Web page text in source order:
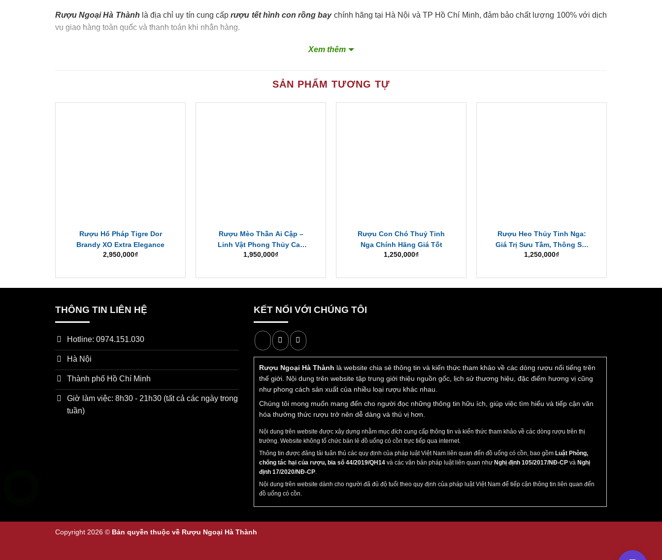
Rượu Ngoại Hà Thành là địa chỉ uy tín cung cấprượu tết hình con rồng baychính hãng tại Hà Nội và TP Hồ Chí Minh, đảm bảo chất lượng 100% với dịch
vụ giao hàng toàn quốc và thanh toán khi nhận hàng.
Rượu rồng thuỷ tinh Nga dáng bay
1. Tổng quan về rượu rồng bay
phong thủy rồng bay
không chỉ thu hút bởi hương vị đặc trưng mà còn bởi vẻ đẹp nghệ thuật của vỏ chai và ý nghĩa biểu tượng mạnh mẽ.
Xem thêm
SẢN PHẨM TƯƠNG TỰ
Rượu Hổ Pháp Tigre Dor
Brandy XO Extra Elegance
2,950,000₫
Rượu Mèo Thần Ai Cập –
Linh Vật Phong Thủy Cao
Cấp Từ Nga
1,950,000₫
Rượu Con Chó Thuỷ Tinh
Nga Chính Hãng Giá Tốt
1,250,000₫
Rượu Heo Thủy Tinh Nga:
Giá Trị Sưu Tầm, Thông Số,
Mua Chính Hãng
1,250,000₫
THÔNG TIN LIÊN HỆ
Hotline: 0974.151.030
Hà Nội
Thành phố Hồ Chí Minh
Giờ làm việc: 8h30 - 21h30 (tất cả các ngày trong
tuần)
KẾT NỐI VỚI CHÚNG TÔI
Rượu Ngoại Hà Thành là website chia sẻ thông tin và kiến thức tham khảo về các dòng rượu nổi tiếng trên
thế giới. Nội dung trên website tập trung giới thiệu nguồn gốc, lịch sử thương hiệu, đặc điểm hương vị cũng
như phong cách sản xuất của nhiều loại rượu khác nhau.
Chúng tôi mong muốn mang đến cho người đọc những thông tin hữu ích, giúp việc tìm hiểu và tiếp cận văn
hóa thưởng thức rượu trở nên dễ dàng và thú vị hơn.
Nội dung trên website được xây dựng nhằm mục đích cung cấp thông tin và kiến thức tham khảo về các dòng rượu trên thị
trường. Website không tổ chức bán lẻ đồ uống có cồn trực tiếp qua internet.
Thông tin được đăng tải tuân thủ các quy định của pháp luật Việt Nam liên quan đến đồ uống có cồn, bao gồm Luật Phòng,
chống tác hại của rượu, bia số 44/2019/QH14 và các văn bản pháp luật liên quan như Nghị định 105/2017/NĐ-CP và Nghị
định 17/2020/NĐ-CP.
Nội dung trên website dành cho người đã đủ độ tuổi theo quy định của pháp luật Việt Nam để tiếp cận thông tin liên quan đến
đồ uống có cồn.
Copyright 2026 © Bản quyền thuộc về Rượu Ngoại Hà Thành